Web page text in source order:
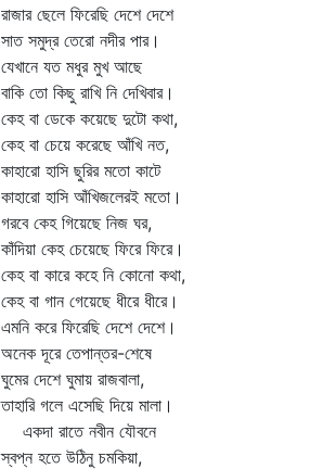
রাজার ছেলে ফিরেছি দেশে দেশে
সাত সমুদ্র তেরো নদীর পার।
যেখানে যত মধুর মুখ আছে
বাকি তো কিছু রাখি নি দেখিবার।
কেহ বা ডেকে কয়েছে দুটো কথা,
কেহ বা চেয়ে করেছে আঁখি নত,
কাহারো হাসি ছুরির মতো কাটে
কাহারো হাসি আঁখিজলেরই মতো।
গরবে কেহ গিয়েছে নিজ ঘর,
কাঁদিয়া কেহ চেয়েছে ফিরে ফিরে।
কেহ বা কারে কহে নি কোনো কথা,
কেহ বা গান গেয়েছে ধীরে ধীরে।
এমনি করে ফিরেছি দেশে দেশে।
অনেক দূরে তেপান্তর-শেষে
ঘুমের দেশে ঘুমায় রাজবালা,
তাহারি গলে এসেছি দিয়ে মালা।
একদা রাতে নবীন যৌবনে
স্বপ্ন হতে উঠিনু চমকিয়া,